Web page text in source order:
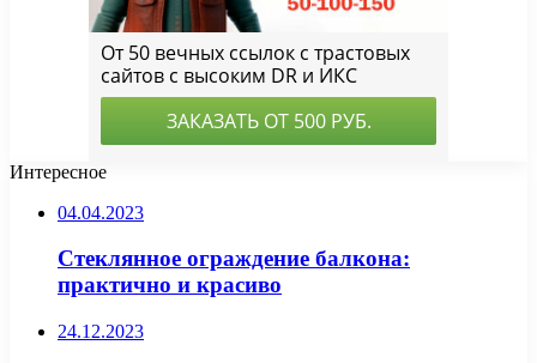
Интересное
04.04.2023
Стеклянное ограждение балкона:
практично и красиво
24.12.2023